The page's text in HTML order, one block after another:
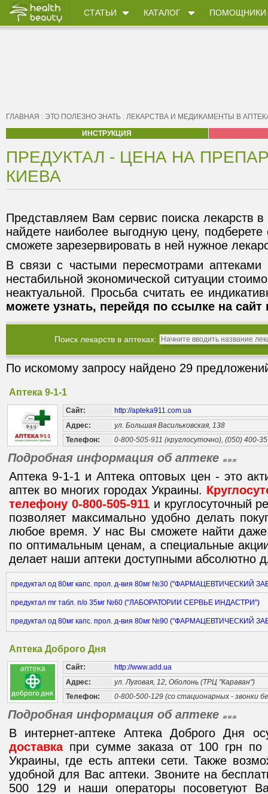
СТАТЬИ КАТАЛОГ ПОМОЩНИКИ
ГЛАВНАЯ : ЭТО ПОЛЕЗНО ЗНАТЬ : ЛЕКАРСТВА И МЕДИКАМЕНТЫ В
ИНСТРУКЦИЯ
ПРЕДУКТАЛ - ЦЕНА НА
КИЕВА
Представляем Вам сервис поиска лекарств
найдете наиболее выгодную цену,
сможете зарезервировать в ней нужное
В связи с частыми пересмотрами
нестабильной экономической ситуации
неактуальной. Просьба считать ее
можете узнать, перейдя по ссылке на сайт
Поиск лекарств в аптеках:
По искомому запросу найдено 29
Аптека 9-1-1
Сайт:
http://apteka911.com.ua
Адрес:
ул. Большая Васильковская, 138
Телефон:
0-800-505-911 (круглосуточно), (050) 400-
Подробная информация об аптеке
Аптека 9-1-1 и Аптека оптовых цен - это
аптек во многих городах Украины.
телефону 0-800-505-911и круглосуточный
позволяет максимально удобно делать
любое время. У нас Вы сможете найти даже
по оптимальным ценам, а специальные
делает наши аптеки доступными абсолютно
предуктал од 80мг капс. прол. д-вия 80мг №30 ("ФАРМАЦЕВТИЧЕСКИЙ
предуктал mr табл. п/о 35мг №60 ("ЛАБОРАТОРИИ СЕРВЬЕ ИНДАСТРИ")
предуктал од 80мг капс. прол. д-вия 80мг №90 ("ФАРМАЦЕВТИЧЕСКИЙ
Аптека Доброго Дня
Сайт:
http://www.add.ua
Адрес:
ул. Луговая, 12, Оболонь (ТРЦ "Караван")
Телефон:
0-800-500-129 (со стационарных - звонки
Подробная информация об аптеке
В интернет-аптеке Аптека Доброго Дня
доставкапри сумме заказа от 100 грн по
Украины, где есть аптеки сети. Также
удобной для Вас аптеки. Звоните на
500 129 и наши операторы посоветуют